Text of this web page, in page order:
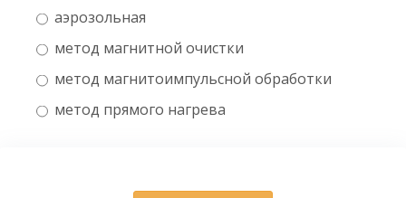
аэрозольная
метод магнитной очистки
метод магнитоимпульсной обработки
метод прямого нагрева